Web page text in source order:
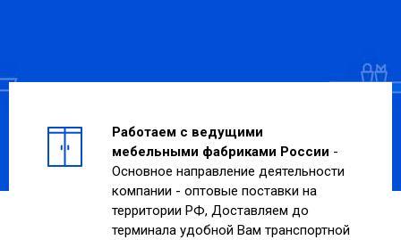
Работаем с ведущими
мебельными фабриками России -
Основное направление деятельности
компании - оптовые поставки на
территории РФ, Доставляем до
терминала удобной Вам транспортной